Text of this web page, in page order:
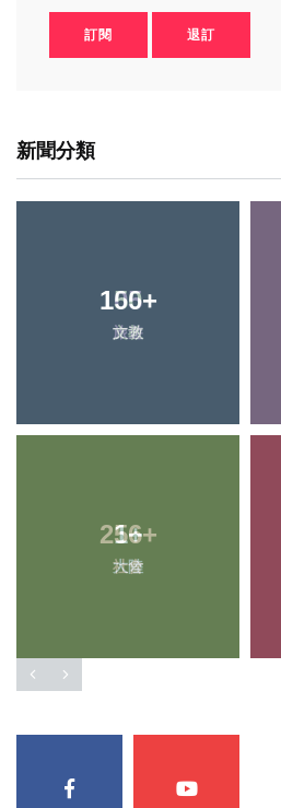
訂閱 退訂
新聞分類
105+
旅遊
256+
社會
150+
文教
1+
大陸